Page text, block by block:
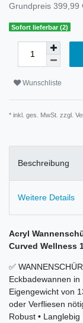
Grundpreis 399,99
Sofort lieferbar (2)
Wunschliste
* inkl. ges. MwSt. zzgl.
Beschreibung
Weitere Details
Acryl
Curved Wellness
✅
Eckbadewannen in
Eigengewicht von
oder Verfliesen
Robust • Langlebig